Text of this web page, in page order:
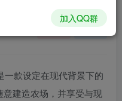
一款设定在现代背景下的
建造农场，并享受与现
加入QQ群